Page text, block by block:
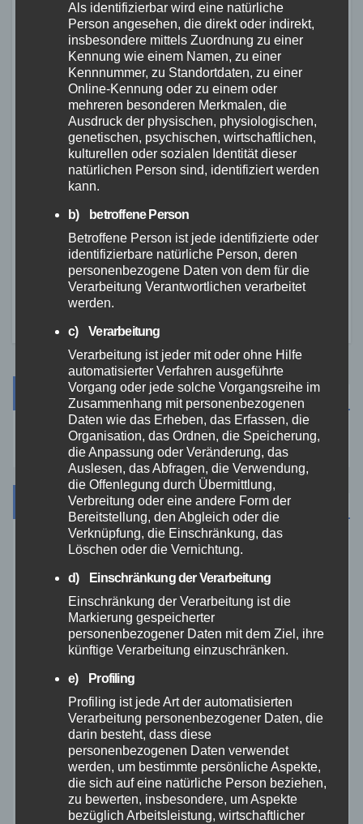
FEUERWEHR NEUWIED POLIZEI RETTUNGSDIENST
Flächenbrand bei Oberdreis:
Feuerwehr verhindert
Übergreifen auf Waldgebiet
7. AUG. 2026
Waldbrand bei Leutesdorf
schnell gelöscht –
Feuerwehr warnt vor
erhöhter Brandgefahr
7. AUG. 2026
Kategorien
Aktuelles
Allgemein
Altenkirchen
Bundespolizei
Feuerwehr
Hilfsorganisationen
Mayen-Koblenz
Als identifizierbar wird eine natürliche
Person angesehen, die direkt oder indirekt,
insbesondere mittels Zuordnung zu einer
Kennung wie einem Namen, zu einer
Kennnummer, zu Standortdaten, zu einer
Online-Kennung oder zu einem oder
mehreren besonderen Merkmalen, die
Ausdruck der physischen, physiologischen,
genetischen, psychischen, wirtschaftlichen,
kulturellen oder sozialen Identität dieser
natürlichen Person sind, identifiziert werden
kann.
b) betroffene Person
Betroffene Person ist jede identifizierte oder
identifizierbare natürliche Person, deren
personenbezogene Daten von dem für die
Verarbeitung Verantwortlichen verarbeitet
werden.
c) Verarbeitung
Verarbeitung ist jeder mit oder ohne Hilfe
automatisierter Verfahren ausgeführte
Vorgang oder jede solche Vorgangsreihe im
Zusammenhang mit personenbezogenen
Daten wie das Erheben, das Erfassen, die
Organisation, das Ordnen, die Speicherung,
die Anpassung oder Veränderung, das
Auslesen, das Abfragen, die Verwendung,
die Offenlegung durch Übermittlung,
Verbreitung oder eine andere Form der
Bereitstellung, den Abgleich oder die
Verknüpfung, die Einschränkung, das
Löschen oder die Vernichtung.
d) Einschränkung der Verarbeitung
Einschränkung der Verarbeitung ist die
Markierung gespeicherter
personenbezogener Daten mit dem Ziel, ihre
künftige Verarbeitung einzuschränken.
e) Profiling
Profiling ist jede Art der automatisierten
Verarbeitung personenbezogener Daten, die
darin besteht, dass diese
personenbezogenen Daten verwendet
werden, um bestimmte persönliche Aspekte,
die sich auf eine natürliche Person beziehen,
zu bewerten, insbesondere, um Aspekte
bezüglich Arbeitsleistung, wirtschaftlicher